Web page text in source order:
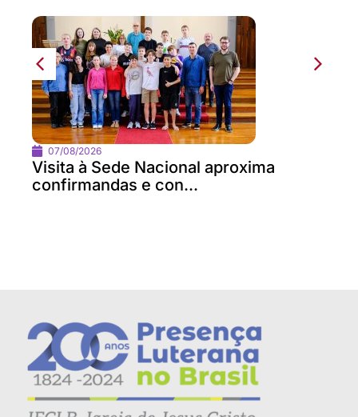
07/08/2026
Visita à Sede Nacional aproxima
confirmandas e con...